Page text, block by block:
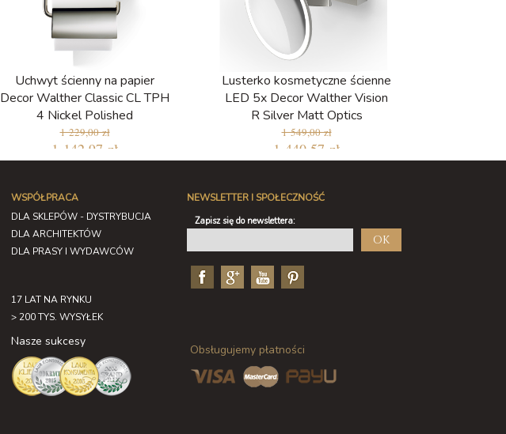
Uchwyt ścienny na papier
Decor Walther Classic CL TPH
4 Nickel Polished
1 229,00 zł
1 142,97 zł
Lusterko kosmetyczne ścienne
LED 5x Decor Walther Vision
R Silver Matt Optics
1 549,00 zł
1 440,57 zł
WSPÓŁPRACA
DLA SKLEPÓW - DYSTRYBUCJA
DLA ARCHITEKTÓW
DLA PRASY I WYDAWCÓW
17 LAT NA RYNKU
> 200 TYS. WYSYŁEK
Nasze sukcesy
NEWSLETTER I SPOŁECZNOŚĆ
Zapisz się do newslettera:
OK
Obsługujemy płatności